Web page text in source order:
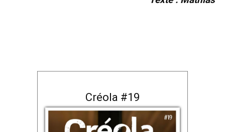
Créola #19